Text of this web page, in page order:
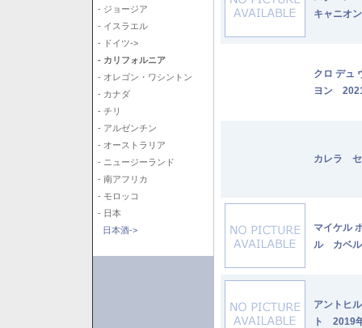
- ジョージア
- イスラエル
- ドイツ->
- カリフォルニア
- オレゴン・ワシントン
- カナダ
- チリ
- アルゼンチン
- オーストラリア
- ニュージーランド
- 南アフリカ
- モロッコ
- 日本
日本酒->
キャニオ
クロ デュ
ヨン
カレラ
マイケル
ル カベ
アントヒ
ト 2019